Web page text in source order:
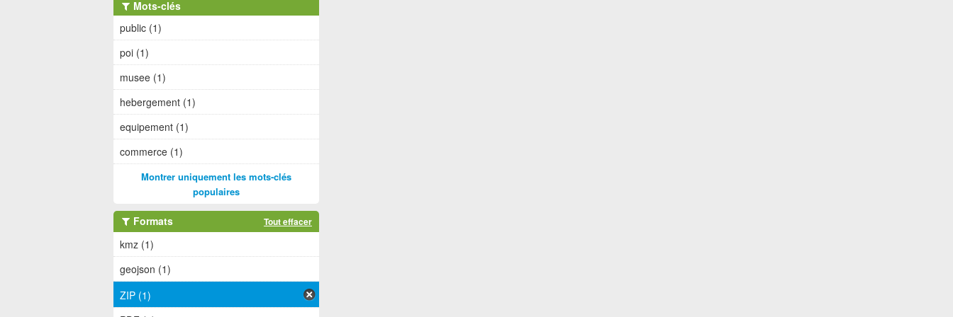
Mots-clés
public (1)
poi (1)
musee (1)
hebergement (1)
equipement (1)
commerce (1)
Montrer uniquement les mots-clés
populaires
Formats Tout effacer
kmz (1)
geojson (1)
ZIP (1)